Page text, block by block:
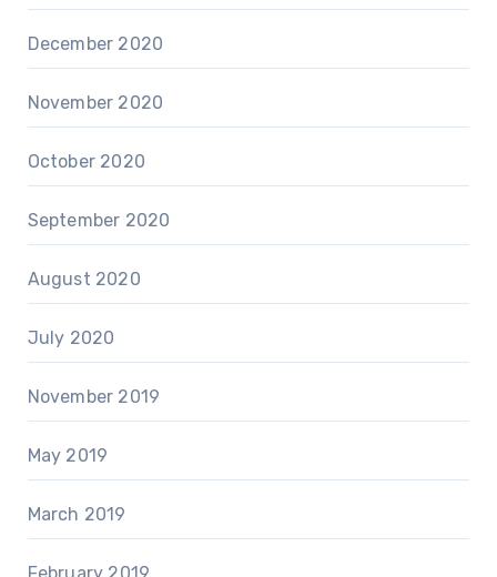
December 2020
November 2020
October 2020
September 2020
August 2020
July 2020
November 2019
May 2019
March 2019